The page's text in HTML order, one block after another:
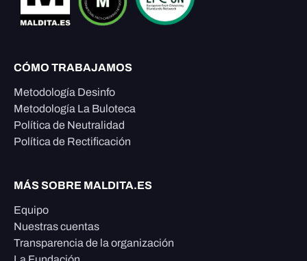
CÓMO TRABAJAMOS
Metodología Desinfo
Metodología La Buloteca
Política de Neutralidad
Política de Rectificación
MÁS SOBRE MALDITA.ES
Equipo
Nuestras cuentas
Transparencia de la organización